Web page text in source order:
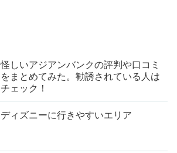
怪しいアジアンバンクの評判や口コミ
をまとめてみた。勧誘されている人は
チェック！
ディズニーに行きやすいエリア